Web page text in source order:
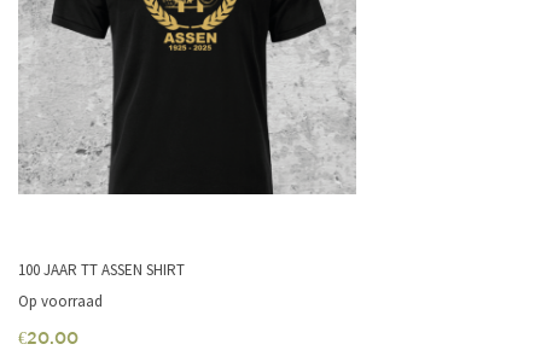
100 JAAR TT ASSEN SHIRT
Op voorraad
€20.00